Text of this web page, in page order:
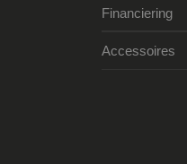
Financiering
Accessoires